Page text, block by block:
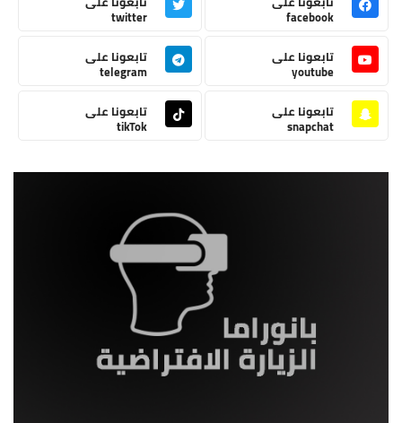
facebook
twitter
تابعونا على
youtube
تابعونا على
telegram
تابعونا على
snapchat
تابعونا على
tikTok